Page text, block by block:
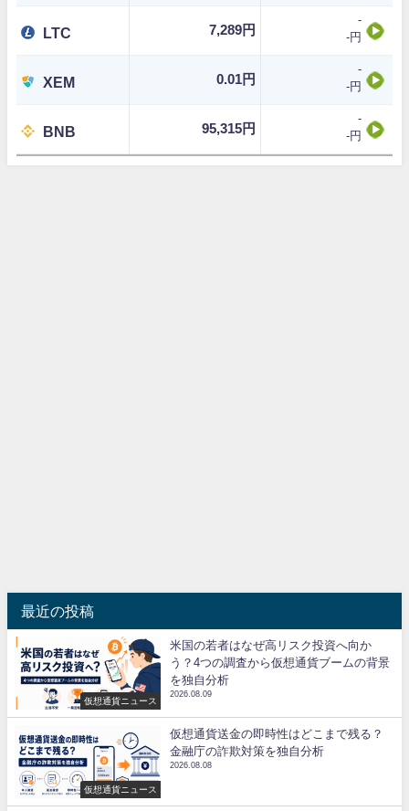
LTC 7,289円
-
-円
XEM 0.01円
-
-円
BNB 95,315円
-
-円
最近の投稿
仮想通貨ニュース
米国の若者はなぜ高リスク投資へ向か
う？4つの調査から仮想通貨ブームの背景
を独自分析
2026.08.09
仮想通貨ニュース
仮想通貨送金の即時性はどこまで残る？
金融庁の詐欺対策を独自分析
2026.08.08